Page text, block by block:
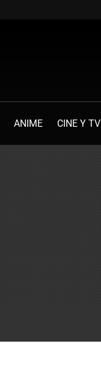
ANIME CINE Y TV